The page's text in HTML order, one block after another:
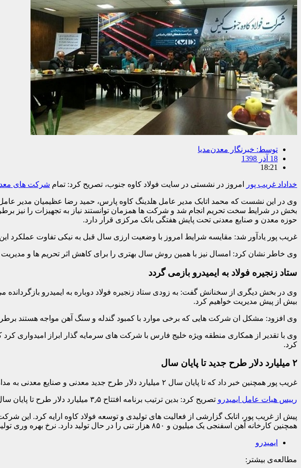
توسط: خبرنگار معدن‌مدیا
18 آذر 1398
18:21
خداداد غریب پور امروز در نشستی در سایت فولاد کاوه جنوب، تصریح کرد: تمام شرکت های
وی در این نشست که محمد اتابک مدیر عامل هلدینگ کاوه پارس، حمید رضا عظیمیان مدیر
بخش در شرایط سخت تحریم انجام شد و شرکت ها همزمان توانستند نیاز به تجهیزات را نیز
حوزه معدن و صنایع معدنی تحت پایش هفتگی بانک مرکزی قرار دارد.
غریب پور یادآور شد: مقایسه شرایط امروز با وضعیت ارزی سال قبل به نیکی تفاوت عملکرد
وی خاطر نشان کرد: امسال نیز با همین روش سال بهتری را برای کاهش اثر تحریم ها و
ستاد زنجیره فولاد به ایمیدرو بازمی گردد
وی در بخش دیگری از سخنانش گفت: به زودی ستاد زنجیره فولاد دوباره به ایمیدرو
بیش از پیش مدیریت خواهیم کرد.
وی افزود: مشکل ان شرکت هایی که برخی موارد با کمبود گندله و سنگ آهن مواجه هستند
وی با تقدیر از همکاری منطقه ویژه خلیج فارس با شرکت های سرمایه گذار ابراز امیدواری کرد
کرد.
۲ میلیارد دلار طرح جدید تا پایان سال
غریب پور همچنین خبر داد که تا پایان سال ۲ میلیارد دلار طرح جدید معدنی و صنایع معدنی به مدار تولید می پیوندند.
رییس هیات عامل ایمیدرو‌ تصریح کرد: بدین ترتیب برنامه افتتاح ۳٫۵ میلیارد دلار طرح تا پایان سال جاری محقق خواهد شد.
همچنین کارخانه آهن اسفنجی یک میلیون و ۸۵۰ هزار تنی را در حال تولید دارد. نرخ بهره وری تولید در این کارخانه ۹۸ درصد اعلام شد.
ایمیدرو
مطالعه‌ی بیشتر: